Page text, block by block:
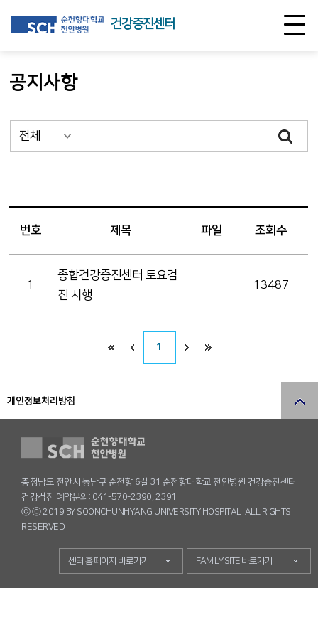
건강증진센터
공지사항
번호 제목 파일 조회수
1
종합건강증진센터 토요검
진 시행
13487
1
개인정보처리방침
충청남도 천안시 동남구 순천향 6길 31 순천향대학교 천안병원 건강증진센터
건강검진 예약문의: 041-570-2390, 2391
ⓒ ⓒ 2019 BY SOONCHUNHYANG UNIVERSITY HOSPITAL. ALL RIGHTS
RESERVED.
센터 홈페이지 바로가기 FAMILY SITE 바로가기